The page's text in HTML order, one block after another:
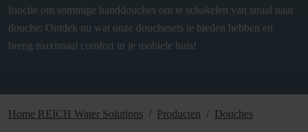
functie om sommige handdouches om te schakelen van straal naar
douche: Ontdek nu wat onze douchesets te bieden hebben en
breng maximaal comfort in je mobiele huis!
Home REICH Water Solutions Producten Douches